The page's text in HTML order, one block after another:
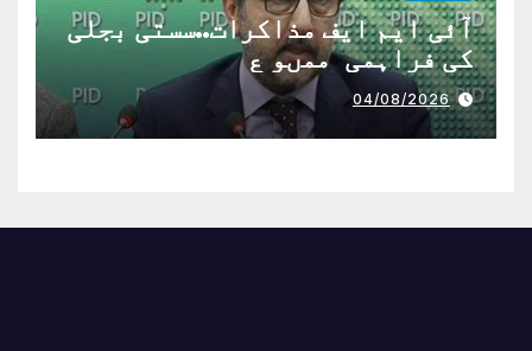
آئی ایم ایف مذاکرات..سستی بجلی
کی فراہمی ممںو ع
04/08/2026